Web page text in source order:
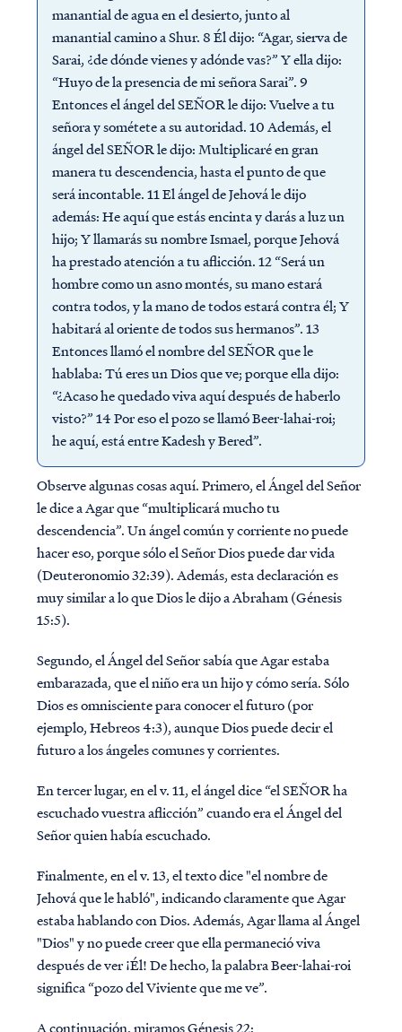
manantial de agua en el desierto, junto al
manantial camino a Shur. 8 Él dijo: “Agar, sierva de
Sarai, ¿de dónde vienes y adónde vas?” Y ella dijo:
“Huyo de la presencia de mi señora Sarai”. 9
Entonces el ángel del SEÑOR le dijo: Vuelve a tu
señora y sométete a su autoridad. 10 Además, el
ángel del SEÑOR le dijo: Multiplicaré en gran
manera tu descendencia, hasta el punto de que
será incontable. 11 El ángel de Jehová le dijo
además: He aquí que estás encinta y darás a luz un
hijo; Y llamarás su nombre Ismael, porque Jehová
ha prestado atención a tu aflicción. 12 “Será un
hombre como un asno montés, su mano estará
contra todos, y la mano de todos estará contra él; Y
habitará al oriente de todos sus hermanos”. 13
Entonces llamó el nombre del SEÑOR que le
hablaba: Tú eres un Dios que ve; porque ella dijo:
“¿Acaso he quedado viva aquí después de haberlo
visto?” 14 Por eso el pozo se llamó Beer-lahai-roi;
he aquí, está entre Kadesh y Bered”.
Observe algunas cosas aquí. Primero, el Ángel del Señor
le dice a Agar que “multiplicará mucho tu
descendencia”. Un ángel común y corriente no puede
hacer eso, porque sólo el Señor Dios puede dar vida
(Deuteronomio 32:39). Además, esta declaración es
muy similar a lo que Dios le dijo a Abraham (Génesis
15:5).
Segundo, el Ángel del Señor sabía que Agar estaba
embarazada, que el niño era un hijo y cómo sería. Sólo
Dios es omnisciente para conocer el futuro (por
ejemplo, Hebreos 4:3), aunque Dios puede decir el
futuro a los ángeles comunes y corrientes.
En tercer lugar, en el v. 11, el ángel dice “el SEÑOR ha
escuchado vuestra aflicción” cuando era el Ángel del
Señor quien había escuchado.
Finalmente, en el v. 13, el texto dice "el nombre de
Jehová que le habló", indicando claramente que Agar
estaba hablando con Dios. Además, Agar llama al Ángel
"Dios" y no puede creer que ella permaneció viva
después de ver ¡Él! De hecho, la palabra Beer-lahai-roi
significa “pozo del Viviente que me ve”.
A continuación, miramos Génesis 22: